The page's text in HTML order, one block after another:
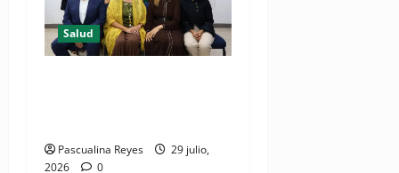
Salud
Pascualina Reyes
29 julio,
2026
0